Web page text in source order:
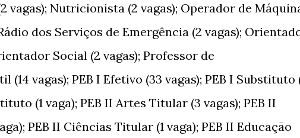
vagas); Nutricionista (2 vagas); Operador de
dos Serviços de Emergência (2 vagas);
Social (2 vagas); Professor de
vagas); PEB I Efetivo (33 vagas); PEB I Substituto
(1 vaga); PEB II Artes Titular (3 vagas); PEB II
PEB II Ciências Titular (1 vaga); PEB II Educação